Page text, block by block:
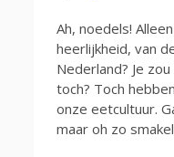
Ah, noedels!
heerlijkheid, van
Nederland? Je
toch? Toch
onze eetcultuur.
maar oh zo